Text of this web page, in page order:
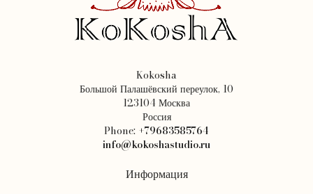
Kokosha
Большой Палашёвский переулок, 10
123104 Москва
Россия
Phone: +79683585764
info@kokoshastudio.ru
Информация